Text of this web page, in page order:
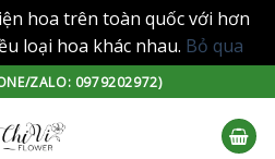
hoa trên toàn quốc với hơn
loại hoa khác nhau. Bỏ qua
ZALO: 0979202972)